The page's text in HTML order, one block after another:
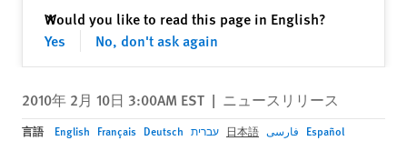
privacy
contentWould you like to read this page in English?
Yes
No, don't ask again
✕閉じる
2010年 2月 10日 3:00AM EST | ニュースリリース
言語 English Français Deutsch עברית 日本語 فارسی Español